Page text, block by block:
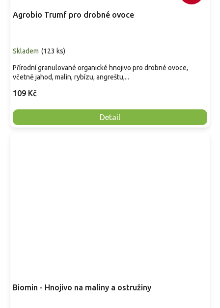
Agrobio Trumf pro drobné ovoce
Skladem (123 ks)
109 Kč
Detail
Přírodní granulované organické hnojivo pro drobné ovoce,
včetně jahod, malin, rybízu, angreštu,...
Biomin - Hnojivo na maliny a ostružiny